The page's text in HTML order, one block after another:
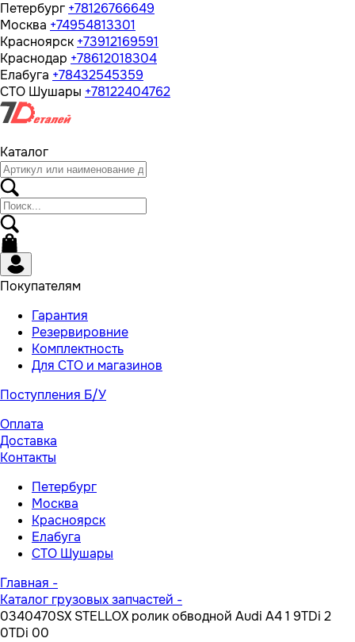
Петербург +78126766649
Москва +74954813301
Красноярск +73912169591
Краснодар +78612018304
Елабуга +78432545359
СТО Шушары +78122404762
Каталог
Покупателям
Гарантия
Резервировние
Комплектность
Для СТО и магазинов
Поступления Б/У
Оплата
Доставка
Контакты
Петербург
Москва
Красноярск
Елабуга
СТО Шушары
Главная -
Каталог грузовых запчастей -
0340470SX STELLOX ролик обводной Audi A4 1 9TDi 2
0TDi 00